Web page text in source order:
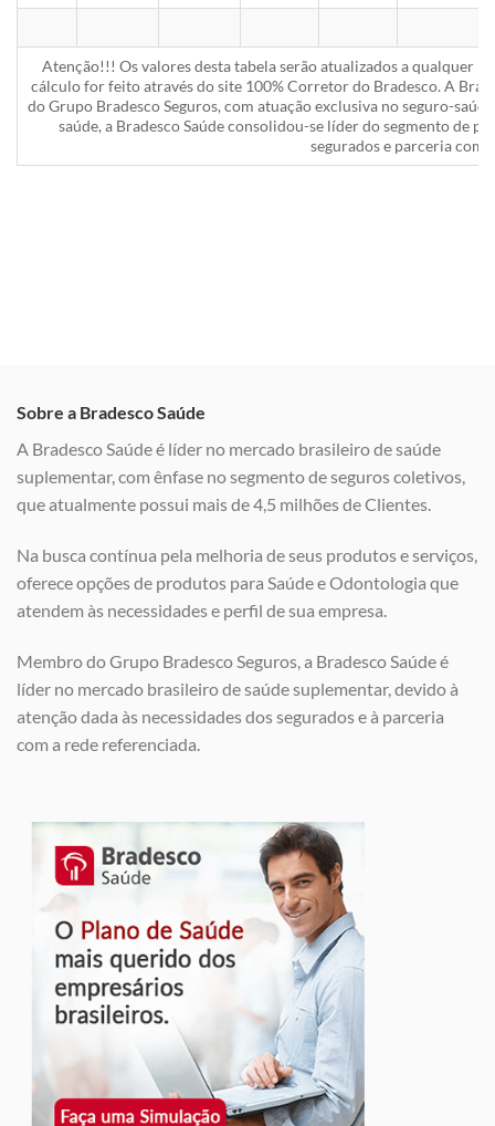
Atenção!!! Os valores desta tabela serão atualizados a qualquer
cálculo for feito através do site 100% Corretor do Bradesco. A
do Grupo Bradesco Seguros, com atuação exclusiva no seguro-
saúde, a Bradesco Saúde consolidou-se líder do segmento de
segurados e parceria com
Sobre a Bradesco Saúde
A Bradesco Saúde é líder no mercado brasileiro de saúde
suplementar, com ênfase no segmento de seguros coletivos,
que atualmente possui mais de 4,5 milhões de Clientes.
Na busca contínua pela melhoria de seus produtos e serviços,
oferece opções de produtos para Saúde e Odontologia que
atendem às necessidades e perfil de sua empresa.
Membro do Grupo Bradesco Seguros, a Bradesco Saúde é
líder no mercado brasileiro de saúde suplementar, devido à
atenção dada às necessidades dos segurados e à parceria
com a rede referenciada.